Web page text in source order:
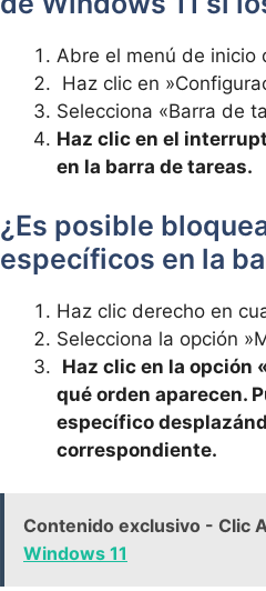
Abre el menú de ‍inicio
Haz ‌clic⁣ en
Selecciona «Barra de
Haz ​clic en el
⁢en la barra de tareas.
¿Es posible
⁤específicos en la
Haz ⁤clic derecho en
Selecciona ⁣la opción
Haz clic ⁣en⁢ la opción
qué orden aparecen.
específico
correspondiente.
Contenido exclusivo - Clic
Windows 11